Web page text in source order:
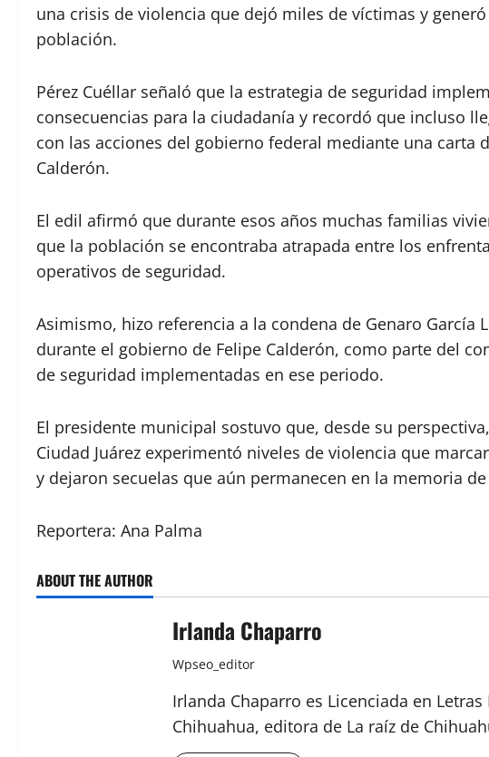
una crisis de violencia que dejó miles de víctimas y
población.
Pérez Cuéllar señaló que la estrategia de seguridad
consecuencias para la ciudadanía y recordó que incluso
con las acciones del gobierno federal mediante una carta
Calderón.
El edil afirmó que durante esos años muchas familias
que la población se encontraba atrapada entre los
operativos de seguridad.
Asimismo, hizo referencia a la condena de Genaro García
durante el gobierno de Felipe Calderón, como parte del
de seguridad implementadas en ese periodo.
El presidente municipal sostuvo que, desde su
Ciudad Juárez experimentó niveles de violencia que
y dejaron secuelas que aún permanecen en la memoria
Reportera: Ana Palma
ABOUT THE AUTHOR
Irlanda Chaparro
Wpseo_editor
Irlanda Chaparro es Licenciada en
Chihuahua, editora de La raíz de